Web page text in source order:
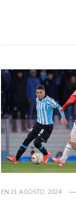
EN 21 AGOSTO, 2024